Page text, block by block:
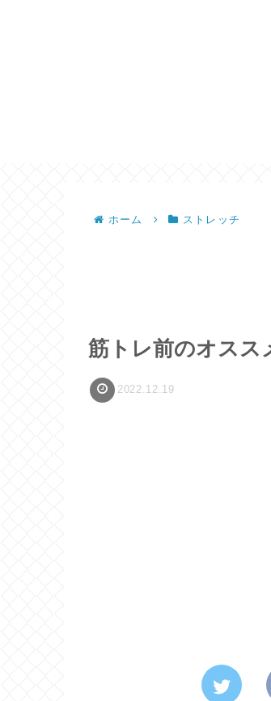
ホーム ストレッチ
筋トレ前のオスス
2022.12.19